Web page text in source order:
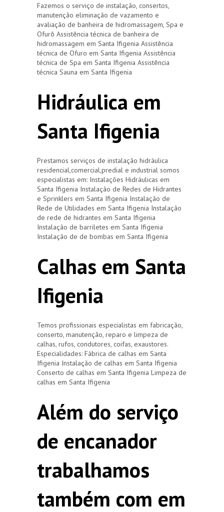
Fazemos o serviço de instalação, consertos,
manutenção eliminação de vazamento e
avaliação de banheira de hidromassagem, Spa e
Ofurô Assistência técnica de banheira de
hidromassagem em Santa Ifigenia Assistência
técnica de Ofuro em Santa Ifigenia Assistência
técnica de Spa em Santa Ifigenia Assistência
técnica Sauna em Santa Ifigenia
Hidráulica em
Santa Ifigenia
Prestamos serviços de instalação hidráulica
residencial,comercial,predial e industrial somos
especialistas em: Instalações Hidráulicas em
Santa Ifigenia Instalação de Redes de Hidrantes
e Sprinklers em Santa Ifigenia Instalação de
Rede de Utilidades em Santa Ifigenia Instalação
de rede de hidrantes em Santa Ifigenia
Instalação de barriletes em Santa Ifigenia
Instalação de de bombas em Santa Ifigenia
Calhas em Santa
Ifigenia
Temos profissionais especialistas em fabricação,
conserto, manutenção, reparo e limpeza de
calhas, rufos, condutores, coifas, exaustores.
Especialidades: Fábrica de calhas em Santa
Ifigenia Instalação de calhas em Santa Ifigenia
Conserto de calhas em Santa Ifigenia Limpeza de
calhas em Santa Ifigenia
Além do serviço
de encanador
trabalhamos
também com em